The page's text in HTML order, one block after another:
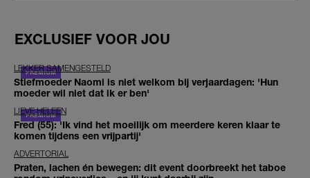
EXCLUSIEF VOOR JOU
LEKKER SAMENGESTELD
Stiefmoeder Naomi is niet welkom bij verjaardagen: 'Hun
moeder wil niet dat ik er ben'
LIEVE HELEEN
Fred (55): 'Ik vind het moeilijk om meerdere keren klaar te
komen tijdens een vrijpartij'
ADVERTORIAL
Praten, lachen én bewegen: dit event doorbreekt het taboe